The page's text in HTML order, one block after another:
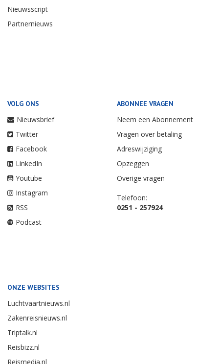
Nieuwsscript
Partnernieuws
VOLG ONS
Nieuwsbrief
Twitter
Facebook
LinkedIn
Youtube
Instagram
RSS
Podcast
ABONNEE VRAGEN
Neem een Abonnement
Vragen over betaling
Adreswijziging
Opzeggen
Overige vragen
Telefoon:
0251 - 257924
ONZE WEBSITES
Luchtvaartnieuws.nl
Zakenreisnieuws.nl
Triptalk.nl
Reisbizz.nl
Reismedia.nl